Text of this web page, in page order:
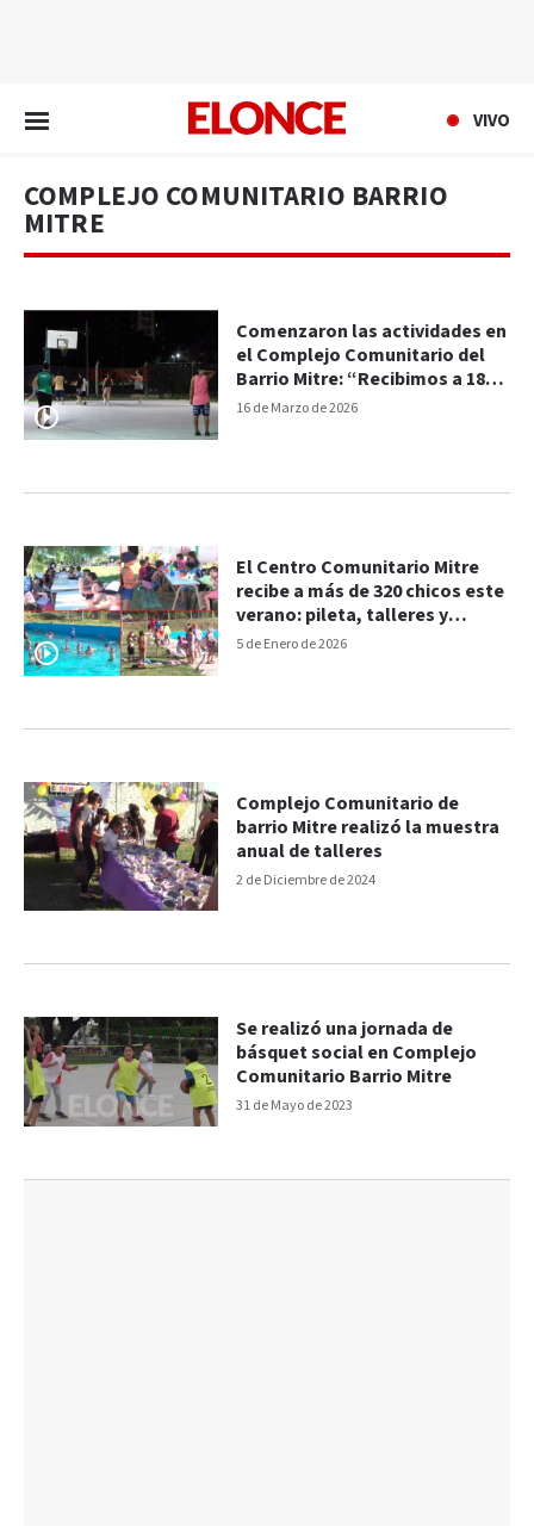
VIVO
COMPLEJO COMUNITARIO BARRIO
MITRE
16 de Marzo de 2026
Comenzaron las actividades en
el Complejo Comunitario del
Barrio Mitre: “Recibimos a 180
gurises por día”
5 de Enero de 2026
El Centro Comunitario Mitre
recibe a más de 320 chicos este
verano: pileta, talleres y
merienda
2 de Diciembre de 2024
Complejo Comunitario de
barrio Mitre realizó la muestra
anual de talleres
31 de Mayo de 2023
Se realizó una jornada de
básquet social en Complejo
Comunitario Barrio Mitre